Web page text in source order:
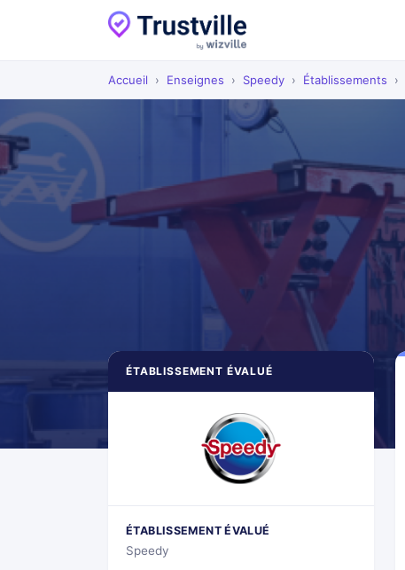
Accueil › Enseignes › Speedy › Établissements ›
ÉTABLISSEMENT ÉVALUÉ
ÉTABLISSEMENT ÉVALUÉ
Speedy